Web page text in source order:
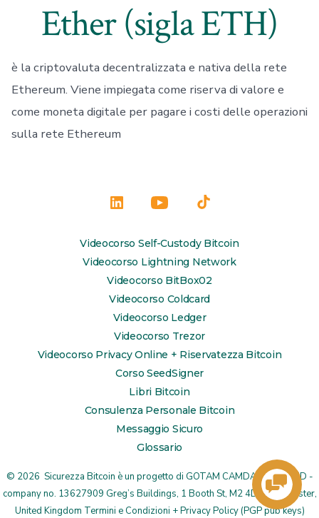
Ether (sigla ETH)
è la criptovaluta decentralizzata e nativa della rete
Ethereum. Viene impiegata come riserva di valore e
come moneta digitale per pagare i costi delle operazioni
sulla rete Ethereum
Apri
LinkedIn
in
una
nuova
scheda
Apri
YouTube
in
una
nuova
scheda
Apri
TikTok
in
una
nuova
scheda
Videocorso Self-Custody Bitcoin
Videocorso Lightning Network
Videocorso BitBox02
Videocorso Coldcard
Videocorso Ledger
Videocorso Trezor
Videocorso Privacy Online + Riservatezza Bitcoin
Corso SeedSigner
Libri Bitcoin
Consulenza Personale Bitcoin
Messaggio Sicuro
Glossario
© 2026 Sicurezza Bitcoin è un progetto di GOTAM CAMDA MEDIA LTD -
company no. 13627909 Greg’s Buildings, 1 Booth St, M2 4DU Manchester,
United Kingdom Termini e Condizioni + Privacy Policy(PGP pub keys)